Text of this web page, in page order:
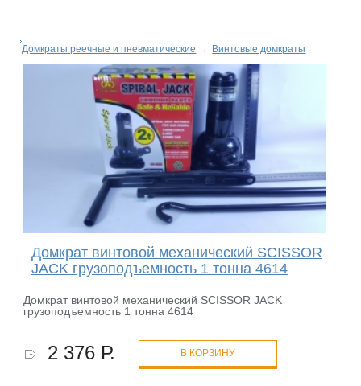
Домкраты реечные и пневматические → Винтовые домкраты
Домкрат винтовой механический SCISSOR
JACK грузоподъемность 1 тонна 4614
Домкрат винтовой механический SCISSOR JACK
грузоподъемность 1 тонна 4614
2 376 Р. В КОРЗИНУ